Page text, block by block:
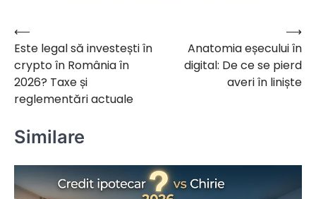
Navigare
în
articole
⟵
Este legal să investești în
crypto în România în
2026? Taxe și
reglementări actuale
Anatomia eșecului în
digital: De ce se pierd
averi în liniște
⟶
Similare